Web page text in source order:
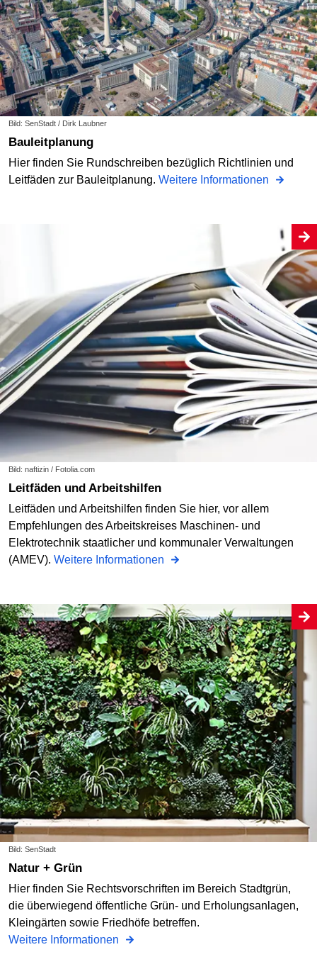
Bild: SenStadt / Dirk Laubner
Bauleitplanung
Hier finden Sie Rundschreiben bezüglich Richtlinien und
Leitfäden zur Bauleitplanung. Weitere Informationen
Bild: naftizin / Fotolia.com
Leitfäden und Arbeitshilfen
Leitfäden und Arbeitshilfen finden Sie hier, vor allem
Empfehlungen des Arbeitskreises Maschinen- und
Elektrotechnik staatlicher und kommunaler Verwaltungen
(AMEV). Weitere Informationen
Bild: SenStadt
Natur + Grün
Hier finden Sie Rechtsvorschriften im Bereich Stadtgrün,
die überwiegend öffentliche Grün- und Erholungsanlagen,
Kleingärten sowie Friedhöfe betreffen.
Weitere Informationen